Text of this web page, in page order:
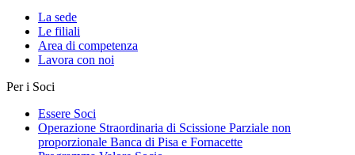
La sede
Le filiali
Area di competenza
Lavora con noi
Per i Soci
Essere Soci
Operazione Straordinaria di Scissione Parziale non
proporzionale Banca di Pisa e Fornacette